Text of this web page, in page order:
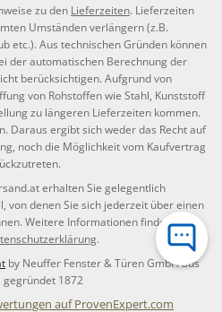
zu den Lieferzeiten. Lieferzeiten
Umständen verlängern (z.B.
etc.). Aus technischen Gründen können
der automatischen Berechnung der
berücksichtigen. Aufgrund von
von Rohstoffen wie Stahl, Kunststoff
zu längeren Lieferzeiten kommen.
Daraus ergibt sich weder das Recht auf
noch die Möglichkeit vom Kaufvertrag
erhalten Sie gelegentlich
von denen Sie sich jederzeit über einen
Weitere Informationen finden Sie in
.
by Neuffer Fenster & Türen GmbH aus
gegründet 1872
auf ProvenExpert.com